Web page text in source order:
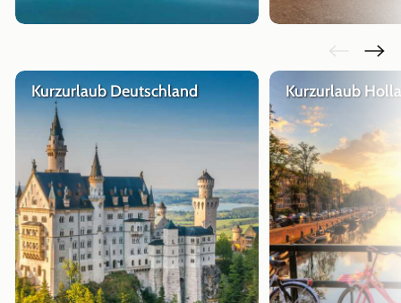
Kurzurlaub Deutschland Kurzurlaub